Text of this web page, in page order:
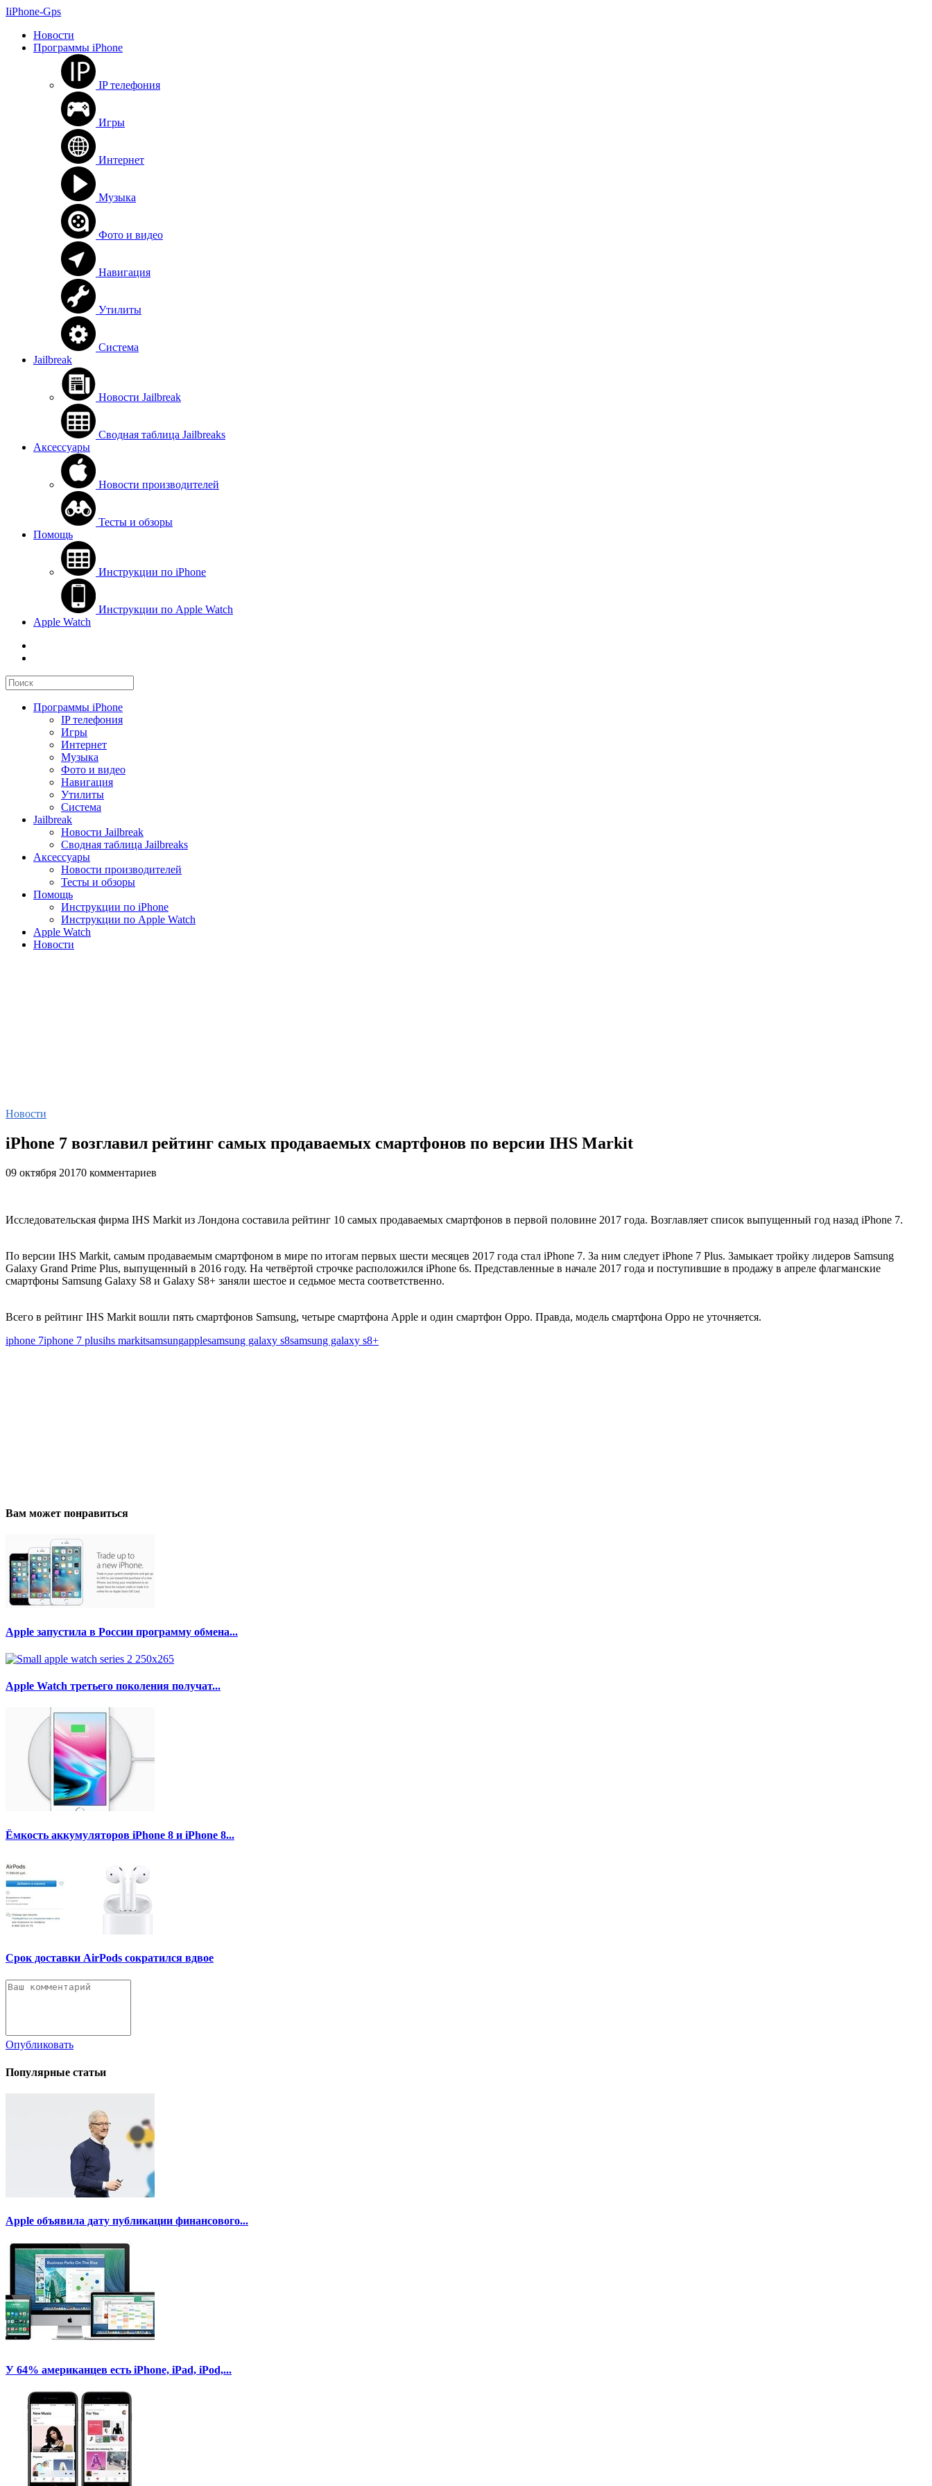
IiPhone-Gps
Новости
Программы iPhone
IP телефония
Игры
Интернет
Музыка
Фото и видео
Навигация
Утилиты
Система
Jailbreak
Новости Jailbreak
Сводная таблица Jailbreaks
Аксессуары
Новости производителей
Тесты и обзоры
Помощь
Инструкции по iPhone
Инструкции по Apple Watch
Apple Watch
Программы iPhone
IP телефония
Игры
Интернет
Музыка
Фото и видео
Навигация
Утилиты
Система
Jailbreak
Новости Jailbreak
Сводная таблица Jailbreaks
Аксессуары
Новости производителей
Тесты и обзоры
Помощь
Инструкции по iPhone
Инструкции по Apple Watch
Apple Watch
Новости
Новости
iPhone 7 возглавил рейтинг самых продаваемых смартфонов по версии IHS Markit
09 октября 20170 комментариев
Исследовательская фирма IHS Markit из Лондона составила рейтинг 10 самых продаваемых смартфонов в первой половине 2017 года. Возглавляет список выпущенный год назад iPhone 7.
По версии IHS Markit, самым продаваемым смартфоном в мире по итогам первых шести месяцев 2017 года стал iPhone 7. За ним следует iPhone 7 Plus. Замыкает тройку лидеров Samsung
Galaxy Grand Prime Plus, выпущенный в 2016 году. На четвёртой строчке расположился iPhone 6s. Представленные в начале 2017 года и поступившие в продажу в апреле флагманские
смартфоны Samsung Galaxy S8 и Galaxy S8+ заняли шестое и седьмое места соответственно.
Всего в рейтинг IHS Markit вошли пять смартфонов Samsung, четыре смартфона Apple и один смартфон Oppo. Правда, модель смартфона Oppo не уточняется.
iphone 7iphone 7 plusihs markitsamsungapplesamsung galaxy s8samsung galaxy s8+
Вам может понравиться
Apple запустила в России программу обмена...
Apple Watch третьего поколения получат...
Ёмкость аккумуляторов iPhone 8 и iPhone 8...
Срок доставки AirPods сократился вдвое
Опубликовать
Популярные статьи
Apple объявила дату публикации финансового...
У 64% американцев есть iPhone, iPad, iPod,...